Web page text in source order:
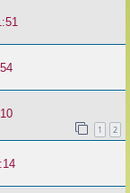
1 2